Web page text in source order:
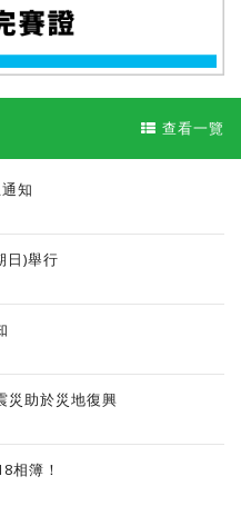
查看一覽
知
日)舉行
災助於災地復興
相簿！